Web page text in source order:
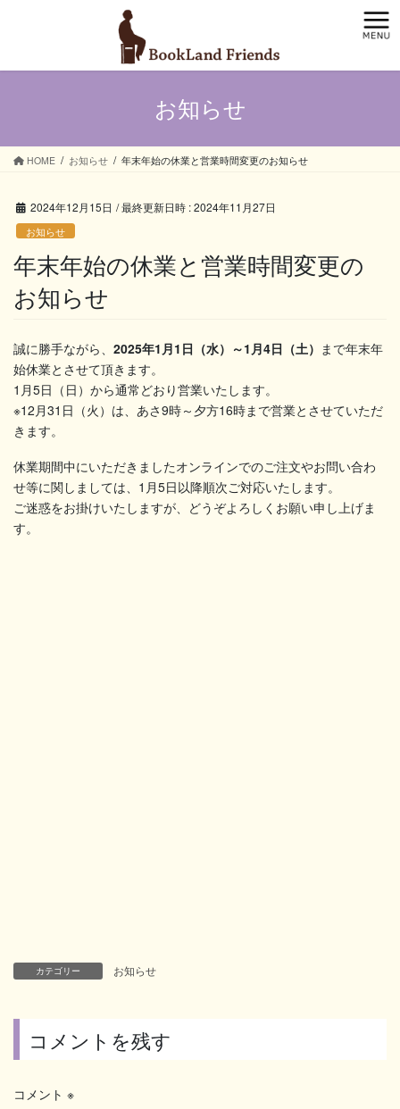
お知らせ
HOME お知らせ 年末年始の休業と営業時間変更のお知らせ
2024年12月15日 / 最終更新日時 :2024年11月27日
お知らせ
年末年始の休業と営業時間変更の
お知らせ
誠に勝手ながら、 2025年1月1日（水）～1月4日（土） まで年末年
始休業とさせて頂きます。
1月5日（日）から通常どおり営業いたします。
※12月31日（火）は、あさ9時～夕方16時まで営業とさせていただ
きます。
休業期間中にいただきましたオンラインでのご注文やお問い合わ
せ等に関しましては、1月5日以降順次ご対応いたします。
ご迷惑をお掛けいたしますが、どうぞよろしくお願い申し上げま
す。
カテゴリー お知らせ
コメントを残す
コメント ※